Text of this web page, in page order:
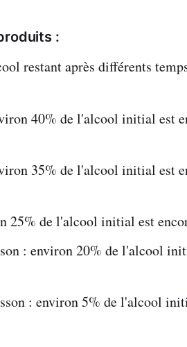
:
restant après différents
40% de l'alcool initial est
35% de l'alcool initial est
25% de l'alcool initial est
: environ 20% de l'alcool
: environ 5% de l'alcool